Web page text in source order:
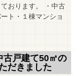
おります。 ・中古
ト・１棟マンショ
戸建て50㎡の
だきました